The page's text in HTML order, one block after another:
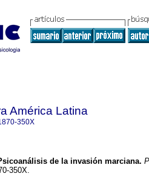
América Latina
350X
de la invasión marciana.
350X.